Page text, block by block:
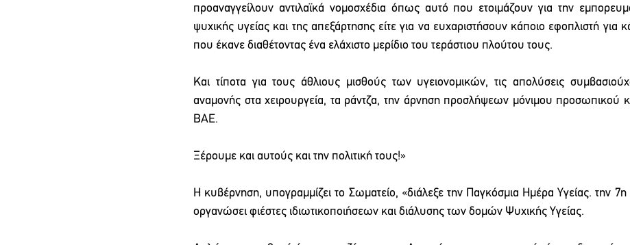
προαναγγείλουν αντιλαϊκά νομοσχέδια όπως αυτό που ετοιμάζουν για την
ψυχικής υγείας και της απεξάρτησης είτε για να ευχαριστήσουν κάποιο εφοπλιστή για
που έκανε διαθέτοντας ένα ελάχιστο μερίδιο του τεράστιου πλούτου τους.
Και τίποτα για τους άθλιους μισθούς των υγειονομικών, τις απολύσεις
αναμονής στα χειρουργεία, τα ράντζα, την άρνηση προσλήψεων μόνιμου προσωπικού
ΒΑΕ.
Ξέρουμε και αυτούς και την πολιτική τους!»
Η κυβέρνηση, υπογραμμίζει το Σωματείο, «διάλεξε την Παγκόσμια Ημέρα Υγείας. την 7η
οργανώσει φιέστες ιδιωτικοποιήσεων και διάλυσης των δομών Ψυχικής Υγείας.